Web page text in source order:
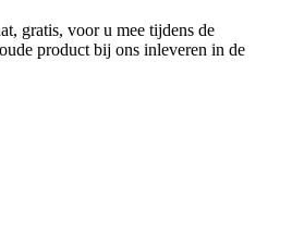
gratis, voor u mee tijdens de
product bij ons inleveren in de